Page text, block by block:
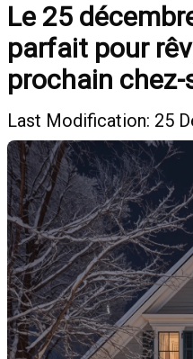
Le 25
parfait pour
prochain chez-
Last Modification: 25